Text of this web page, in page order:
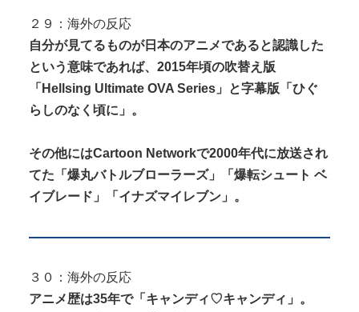
２９：海外の反応
自分が見てるものが日本のアニメであると認識した
という意味であれば、2015年頃の吹替え版
「Hellsing Ultimate OVA Series」と字幕版「ひぐ
らしのなく頃に」。
その他にはCartoon Networkで2000年代に放送され
てた「爆丸バトルブローラーズ」「爆転シュート ベ
イブレード」「イナズマイレブン」。
３０：海外の反応
アニメ歴は35年で「キャンディ♡キャンディ」。